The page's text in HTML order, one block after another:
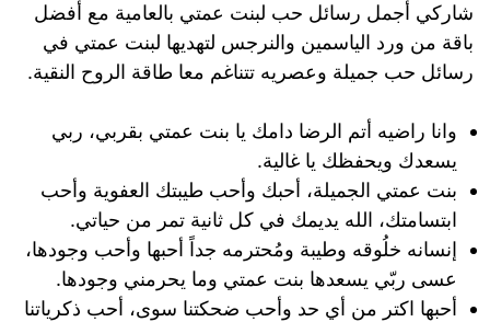
شاركي أجمل رسائل حب لبنت عمتي بالعامية مع أفضل
باقة من ورد الياسمين والنرجس لتهديها لبنت عمتي في
رسائل حب جميلة وعصريه تتناغم معا طاقة الروح النقية.
وانا راضيه أتم الرضا دامك يا بنت عمتي بقربي، ربي
يسعدك ويحفظك يا غالية.
بنت عمتي الجميلة، أحبك وأحب طيبتك العفوية وأحب
ابتسامتك، الله يديمك في كل ثانية تمر من حياتي.
إنسانه خلُوقه وطيبة ومُحترمه جداً أحبها وأحب وجودها،
عسى ربّي يسعدها بنت عمتي وما يحرمني وجودها.
أحبها اكتر من أي حد وأحب ضحكتنا سوى، أحب ذكرياتنا